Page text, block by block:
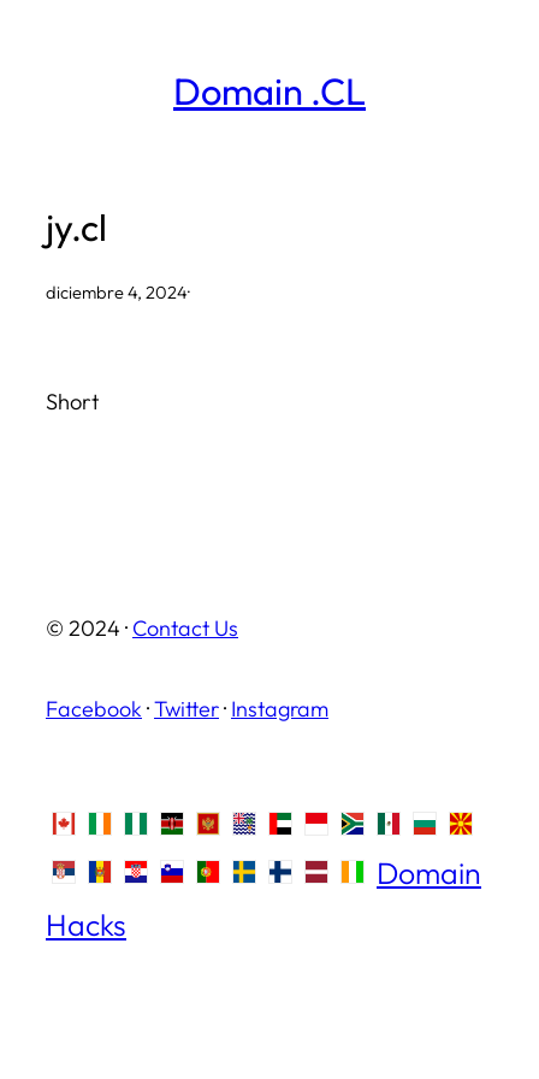
Domain .CL
jy.cl
diciembre 4, 2024·
Short
© 2024 · Contact Us
Facebook ·Twitter· Instagram
Domain
Hacks